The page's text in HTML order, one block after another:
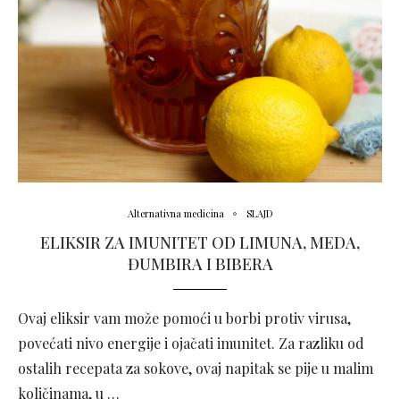
Alternativna medicina SLAJD
ELIKSIR ZA IMUNITET OD LIMUNA, MEDA,
ĐUMBIRA I BIBERA
Ovaj eliksir vam može pomoći u borbi protiv virusa,
povećati nivo energije i ojačati imunitet. Za razliku od
ostalih recepata za sokove, ovaj napitak se pije u malim
količinama, u …